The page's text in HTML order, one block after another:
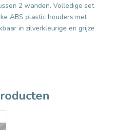
2 wanden. Volledige set
ABS plastic houders met
in zilverkleurige en grijze